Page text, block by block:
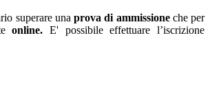
superare unaprova di ammissioneche per
online. E' possibile effettuare l’iscrizione